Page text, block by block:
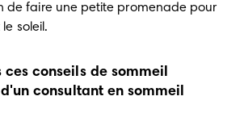
de faire une petite promenade pour
soleil.
ces conseils de sommeil
consultant en sommeil